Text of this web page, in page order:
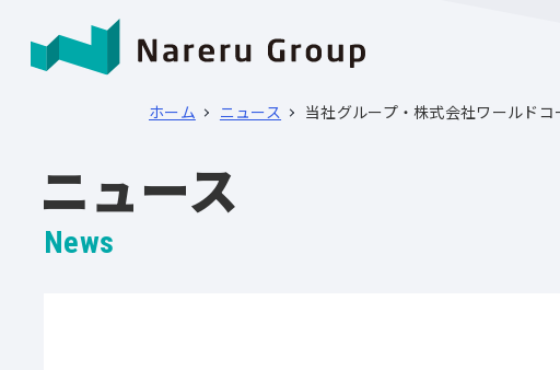
ホーム ニュース 当社グループ・株式会社ワールド
ニュース
News